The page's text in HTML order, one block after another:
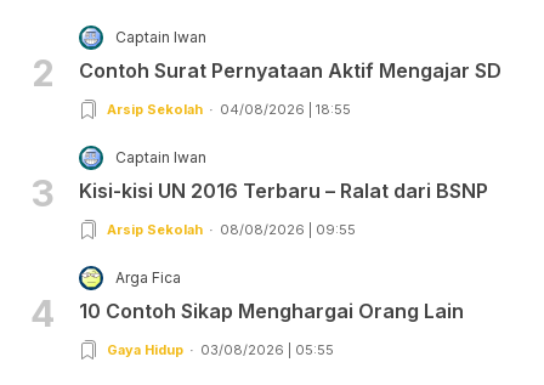
2
Captain Iwan
Contoh Surat Pernyataan Aktif Mengajar SD
Arsip Sekolah 04/08/2026 | 18:55
3
Captain Iwan
Kisi-kisi UN 2016 Terbaru – Ralat dari BSNP
Arsip Sekolah 08/08/2026 | 09:55
4
Arga Fica
10 Contoh Sikap Menghargai Orang Lain
Gaya Hidup 03/08/2026 | 05:55